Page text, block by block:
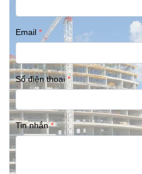
Email
Số điện thoại
Tin nhắn